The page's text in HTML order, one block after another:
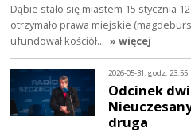
Dąbie stało się miastem 15 stycznia
otrzymało prawa miejskie
ufundował kościół… » więcej
2026-05-31, godz. 23:55
Odcinek
druga